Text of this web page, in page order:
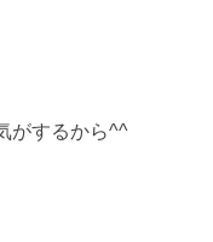
がするから^^